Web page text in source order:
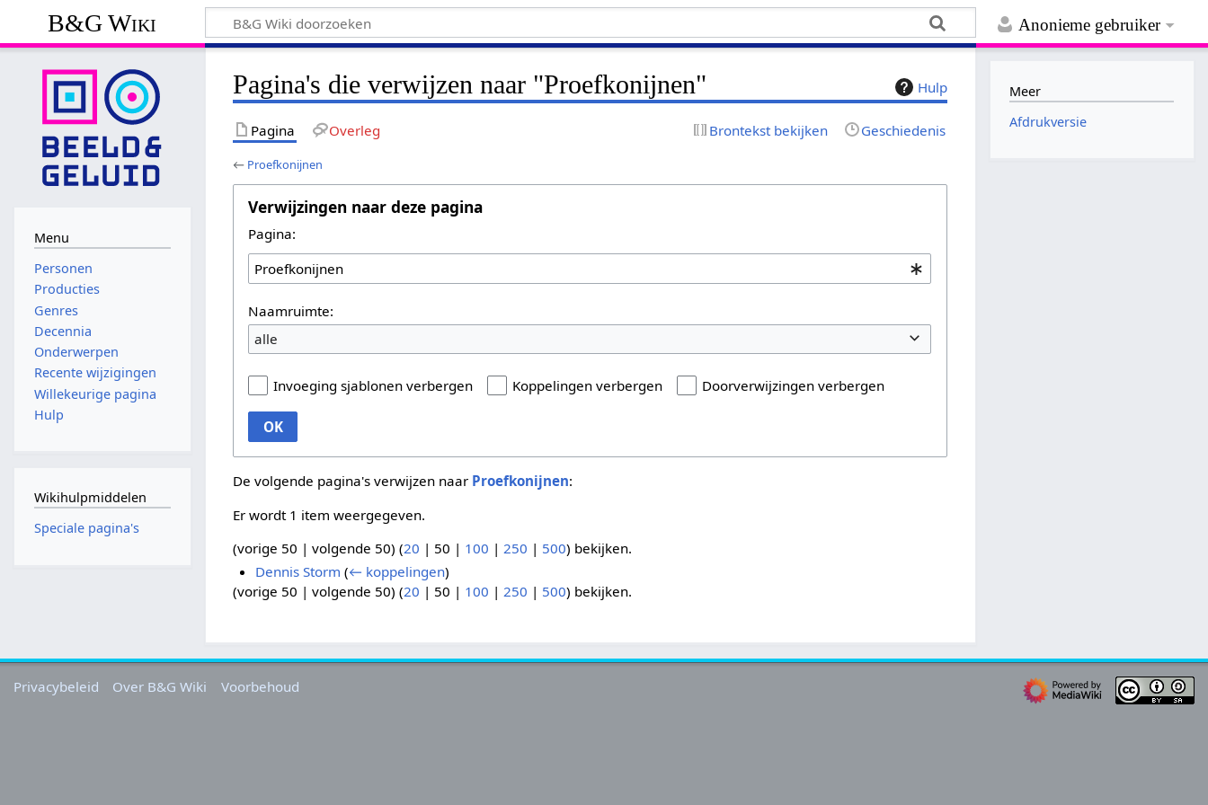
Anonieme gebruiker
B&G Wiki
Hulp
Pagina's die verwijzen naar "Proefkonijnen"
Pagina Overleg Brontekst bekijken Geschiedenis
← Proefkonijnen
Verwijzingen naar deze pagina
Pagina:
Naamruimte:
alle
Invoeging sjablonen verbergen Koppelingen verbergen Doorverwijzingen verbergen
OK
De volgende pagina's verwijzen naar Proefkonijnen:
Er wordt 1 item weergegeven.
(vorige 50 |volgende 50) (20 | 50 | 100 | 250 | 500) bekijken.
Dennis Storm (← koppelingen)
(vorige 50 |volgende 50) (20 | 50 | 100 |250 | 500) bekijken.
Menu
Personen
Producties
Genres
Decennia
Onderwerpen
Recente wijzigingen
Willekeurige pagina
Hulp
Wikihulpmiddelen
Speciale pagina's
Meer
Afdrukversie
Privacybeleid Over B&G Wiki Voorbehoud